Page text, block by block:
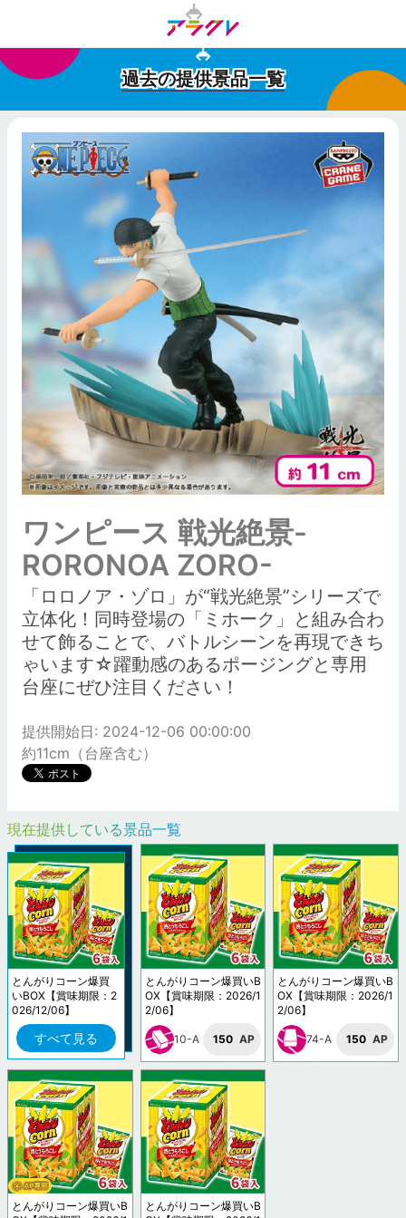
過去の提供景品一覧
ワンピース 戦光絶景-
RORONOA ZORO-
「ロロノア・ゾロ」が“戦光絶景”シリーズで
立体化！同時登場の「ミホーク」と組み合わ
せて飾ることで、バトルシーンを再現できち
ゃいます☆躍動感のあるポージングと専用
台座にぜひ注目ください！
提供開始日: 2024-12-06 00:00:00
約11cm（台座含む）
現在提供している景品一覧
とんがりコーン爆買
いBOX【賞味期限：2
026/12/06】
すべて見る
とんがりコーン爆買いB
OX【賞味期限：2026/1
2/06】
10-A 150 AP
とんがりコーン爆買いB
OX【賞味期限：2026/1
2/06】
74-A 150 AP
とんがりコーン爆買いB
とんがりコーン爆買いB